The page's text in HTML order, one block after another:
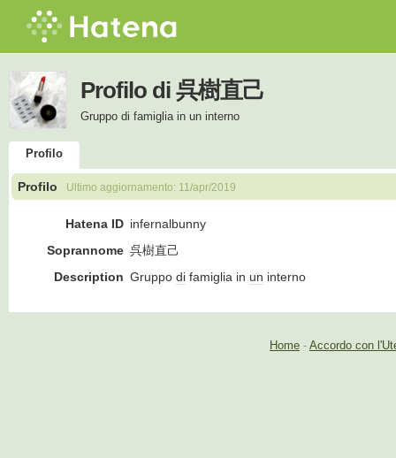
Profilo di 呉樹直己
Gruppo di famiglia in un interno
Profilo
Profilo Ultimo aggiornamento: 11/apr/2019
Hatena ID infernalbunny
Soprannome 呉樹直己
Description Gruppo di famiglia in un interno
Home - Accordo con